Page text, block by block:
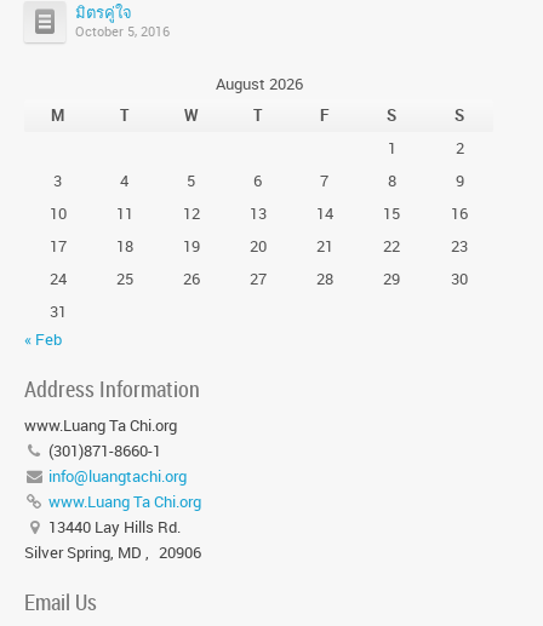
มิตรคู่ใจ
October 5, 2016
August 2026
M
T W T F S
S
1
2
3
4 5 6 7 8
9
10
11 12 13 14 15
16
17
18 19 20 21 22
23
24
25 26 27 28 29
30
31
« Feb
Address Information
www.Luang Ta Chi.org
(301)871-8660-1
info@luangtachi.org
www.Luang Ta Chi.org
13440 Lay Hills Rd.
Silver Spring, MD , 20906
Email Us